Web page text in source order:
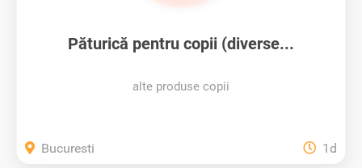
Păturică pentru copii (diverse...
alte produse copii
Bucuresti 1d